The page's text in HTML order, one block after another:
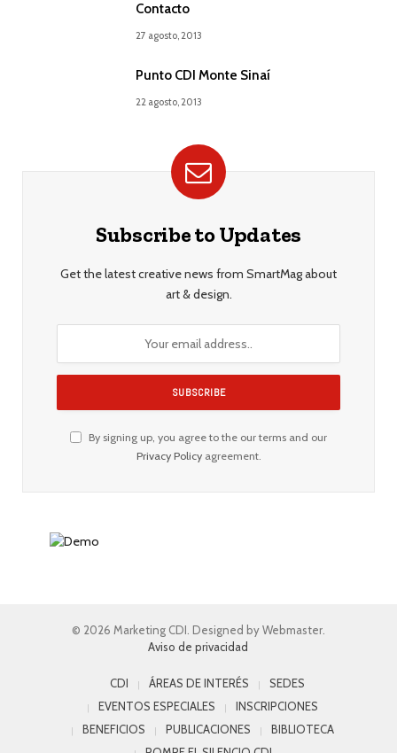
Contacto
27 agosto, 2013
Punto CDI Monte Sinaí
22 agosto, 2013
Subscribe to Updates
Get the latest creative news from SmartMag about
art & design.
By signing up, you agree to the our terms and our
Privacy Policyagreement.
© 2026 Marketing CDI. Designed by Webmaster.
Aviso de privacidad
CDI ÁREAS DE INTERÉS
SEDES
EVENTOS ESPECIALES
INSCRIPCIONES
BENEFICIOS
PUBLICACIONES
BIBLIOTECA